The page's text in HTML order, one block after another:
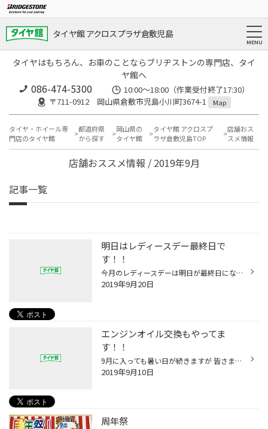
タイヤ館 アクロスプラザ倉敷児島
タイヤはもちろん、お車のことならブリヂストンの専門店、タイ
ヤ館へ
086-474-5300
10:00〜18:00（作業受付終了17:30）
〒711-0912 岡山県倉敷市児島小川町3674-1
Map
タイヤ・ホイール専
門店のタイヤ館
都道府県
から探す
岡山県の
タイヤ館
タイヤ館 アクロスプ
ラザ倉敷児島TOP
店舗おス
スメ情報
店舗おススメ情報 / 2019年9月
記事一覧
明日はレディースデー最終日で
す！！
今月のレディースデーは明日が最終日になります。 女性限定のお得な一週間です。 女性限定ですが来店作業でプレゼントも用意しています～(^^♪ 3連休初日のお出掛けはぜひタイヤ館児島へどうぞ～～ スタッフ一同ご来店お待ちしております！！
2019年9月20日
エンジンオイル交換もやってま
す！！
9月に入っても暑い日が続きますが 皆さまいかがお過ごしでしょうか？？ 当店はタイヤの販売を主にしておりますが、エンジンオイル交換も行っております。 交換作業依頼お待ちしています～～ お気軽にお越し下さい！！
2019年9月10日
周年祭